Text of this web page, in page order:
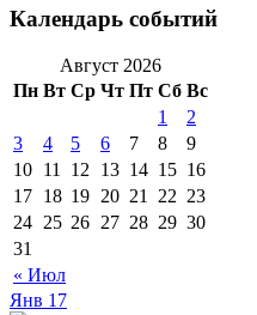
Календарь событий
Август 2026
Пн Вт Ср Чт Пт Сб Вс
« Июл
1
2
3
4 5 6 7 8
9
10 11 12 13 14 15 16
17 18 19 20 21 22 23
24 25 26 27 28 29 30
31
Янв 17